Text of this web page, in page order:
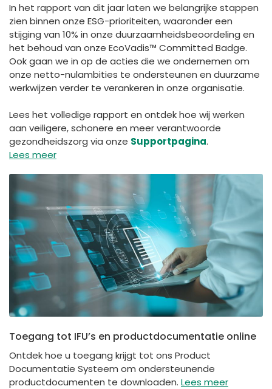
In het rapport van dit jaar laten we belangrijke stappen
zien binnen onze ESG-prioriteiten, waaronder een
stijging van 10% in onze duurzaamheidsbeoordeling en
het behoud van onze EcoVadis™ Committed Badge.
Ook gaan we in op de acties die we ondernemen om
onze netto-nulambities te ondersteunen en duurzame
werkwijzen verder te verankeren in onze organisatie.
Lees het volledige rapport en ontdek hoe wij werken
aan veiligere, schonere en meer verantwoorde
gezondheidszorg via onze Supportpagina.
Lees meer
Toegang tot IFU’s en productdocumentatie online
Ontdek hoe u toegang krijgt tot ons Product
Documentatie Systeem om ondersteunende
productdocumenten te downloaden. Lees meer